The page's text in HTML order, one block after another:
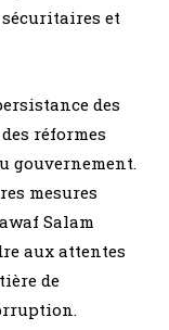
et
des
réformes
gouvernement.
mesures
Salam
aux attentes
de